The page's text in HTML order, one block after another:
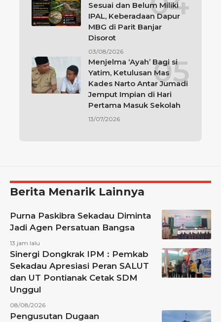
Sesuai dan Belum Miliki
IPAL, Keberadaan Dapur
MBG di Parit Banjar
Disorot
03/08/2026
Menjelma ‘Ayah’ Bagi si
Yatim, Ketulusan Mas
Kades Narto Antar Jumadi
Jemput Impian di Hari
Pertama Masuk Sekolah
13/07/2026
Berita Menarik Lainnya
Purna Paskibra Sekadau Diminta
Jadi Agen Persatuan Bangsa
13 jam lalu
Sinergi Dongkrak IPM : Pemkab
Sekadau Apresiasi Peran SALUT
dan UT Pontianak Cetak SDM
Unggul
08/08/2026
Pengusutan Dugaan